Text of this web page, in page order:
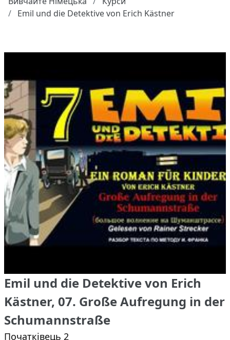
Emil und die Detektive von Erich Kästner
Emil und die Detektive von Erich
Kästner, 07. Große Aufregung in der
Schumannstraße
Початківець 2